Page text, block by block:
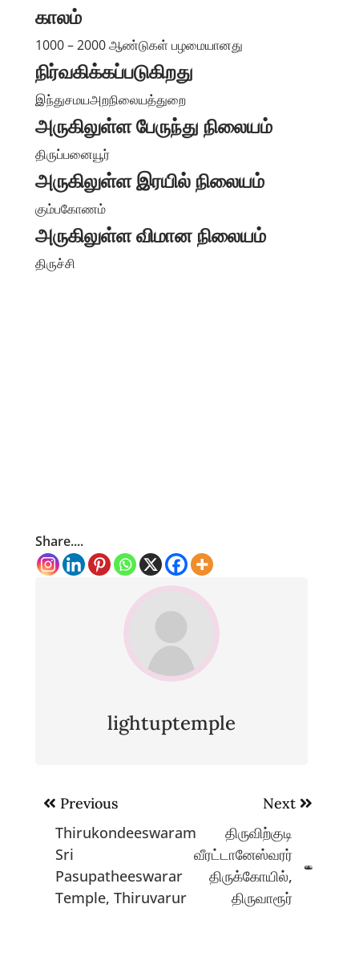
காலம்
1000 – 2000 ஆண்டுகள் பழமையானது
நிர்வகிக்கப்படுகிறது
இந்துசமயஅறநிலையத்துறை
அருகிலுள்ள பேருந்து நிலையம்
திருப்பனையூர்
அருகிலுள்ள இரயில் நிலையம்
கும்பகோணம்
அருகிலுள்ள விமான நிலையம்
திருச்சி
Share....
lightuptemple
Post
navigation
Previous
Thirukondeeswaram
Sri
Pasupatheeswarar
Temple, Thiruvarur
Next
திருவிற்குடி
வீரட்டானேஸ்வரர்
திருக்கோயில்,
திருவாரூர்